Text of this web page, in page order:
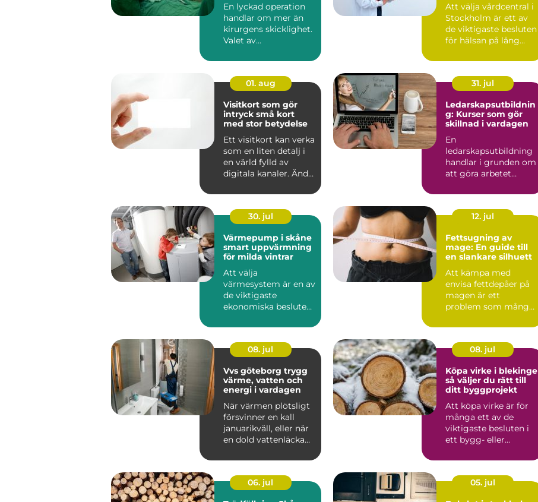
En lyckad operation
handlar om mer än
kirurgens skicklighet.
Valet av
påverkar ...
Att välja vårdcentral i
Stockholm är ett av
de viktigaste besluten
för hälsan på lång
01. aug
Visitkort som gör
intryck små kort
med stor betydelse
Ett visitkort kan verka
som en liten detalj i
en värld fylld av
digitala kanaler. Ändå
31. jul
Ledarskapsutbildnin
g: Kurser som gör
skillnad i vardagen
En
ledarskapsutbildning
handlar i grunden om
att göra arbetet
sjä...
30. jul
Värmepump i skåne
smart uppvärmning
för milda vintrar
Att välja
värmesystem är en av
de viktigaste
ekonomiska besluten
och fastighetsä...
12. jul
Fettsugning av
mage: En guide till
en slankare silhuett
Att kämpa med
envisa fettdepåer på
magen är ett
problem som många
08. jul
Vvs göteborg trygg
värme, vatten och
energi i vardagen
När värmen plötsligt
försvinner en kall
januarikväll, eller när
en dold vattenläcka
08. jul
Köpa virke i blekinge
så väljer du rätt till
ditt byggprojekt
Att köpa virke är för
många ett av de
viktigaste besluten i
ett bygg- eller
Vale...
06. jul
05. jul